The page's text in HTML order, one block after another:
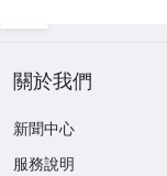
關於我們
新聞中心
服務說明